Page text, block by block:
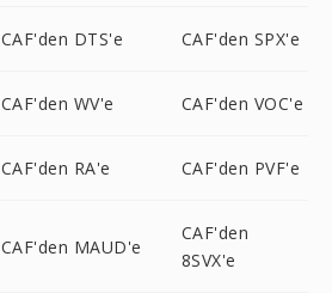
CAF'den DTS'e CAF'den SPX'e
CAF'den WV'e CAF'den VOC'e
CAF'den RA'e CAF'den PVF'e
CAF'den MAUD'e
CAF'den
8SVX'e